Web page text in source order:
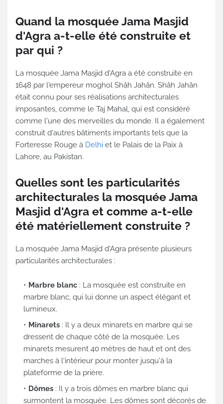
Quand la mosquée Jama Masjid
d'Agra a-t-elle été construite et
par qui ?
La mosquée Jama Masjid d'Agra a été construite en
1648 par l'empereur moghol Shâh Jahân. Shâh Jahân
était connu pour ses réalisations architecturales
imposantes, comme le Taj Mahal, qui est considéré
comme l'une des merveilles du monde. Il a également
construit d'autres bâtiments importants tels que la
Forteresse Rouge à Delhi et le Palais de la Paix à
Lahore, au Pakistan.
Quelles sont les particularités
architecturales la mosquée Jama
Masjid d'Agra et comme a-t-elle
été matériellement construite ?
La mosquée Jama Masjid d'Agra présente plusieurs
particularités architecturales :
Marbre blanc : La mosquée est construite en
marbre blanc, qui lui donne un aspect élégant et
lumineux.
Minarets : Il y a deux minarets en marbre qui se
dressent de chaque côté de la mosquée. Les
minarets mesurent 40 mètres de haut et ont des
marches à l'intérieur pour monter jusqu'à la
plateforme de la prière.
Dômes : Il y a trois dômes en marbre blanc qui
surmontent la mosquée. Les dômes sont décorés de